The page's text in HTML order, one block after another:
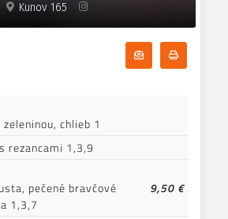
Kunov 165
Odoberať
chlieb 1
rezancami 1,3,9
pečené bravčové
1,3,7
9,50 €